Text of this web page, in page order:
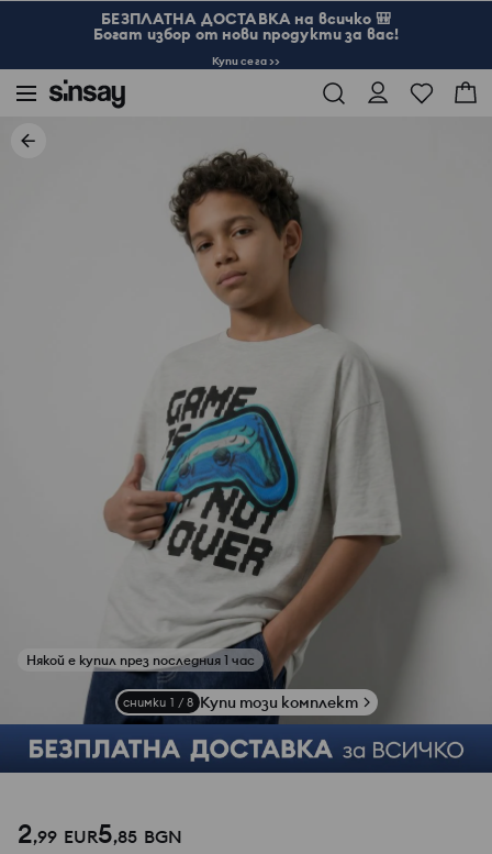
БЕЗПЛАТНА ДОСТАВКА на всичко 🎒
Богат избор от нови продукти за вас!
Купи сега >>
Някой е купил през последния 1 час
снимки 1 / 8 Купи този комплект
2,99 EUR5,85 BGN